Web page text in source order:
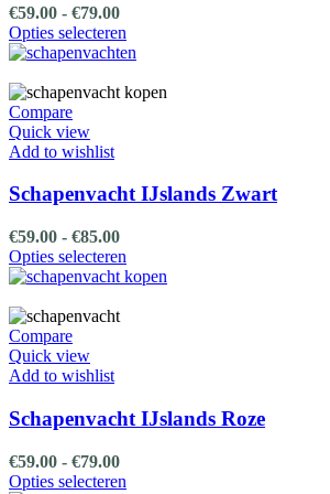
productpagina
€59.00 - €79.00Prijsklasse:
€59.00
tot
Opties selecteren
product
meerdere
gekozen
productpagina
Compare
Quick view
Add to wishlist
Schapenvacht IJslands Zwart
€59.00 - €85.00Prijsklasse:
€59.00
tot
Opties selecteren
product
gekozen
worden
Compare
Quick view
Add to wishlist
Schapenvacht IJslands Roze
€59.00 - €79.00Prijsklasse:
€59.00
Opties selecteren